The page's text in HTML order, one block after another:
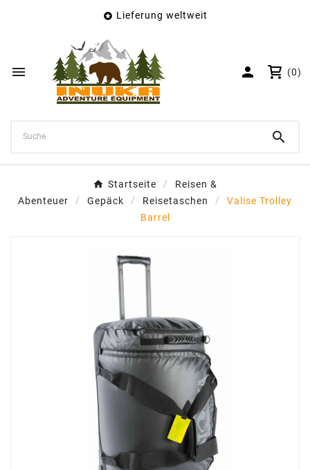
 Lieferung weltweit
  (0)

Startseite
Reisen &
Abenteuer
Gepäck Reisetaschen
Valise Trolley
Barrel
Name der Wunschliste